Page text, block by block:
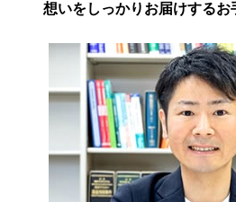
想いをしっかりお届けするお